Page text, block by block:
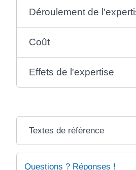
Déroulement de
Coût
Effets de l'expertise
Textes de référence
Questions ? Réponses !